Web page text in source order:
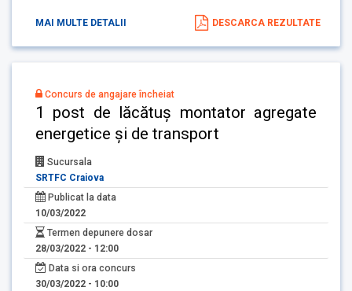
MAI MULTE DETALII DESCARCA REZULTATE
Concurs de angajare încheiat
1 post de lăcătuș montator agregate
energetice și de transport
Sucursala
SRTFC Craiova
Publicat la data
10/03/2022
Termen depunere dosar
28/03/2022 - 12:00
Data si ora concurs
30/03/2022 - 10:00